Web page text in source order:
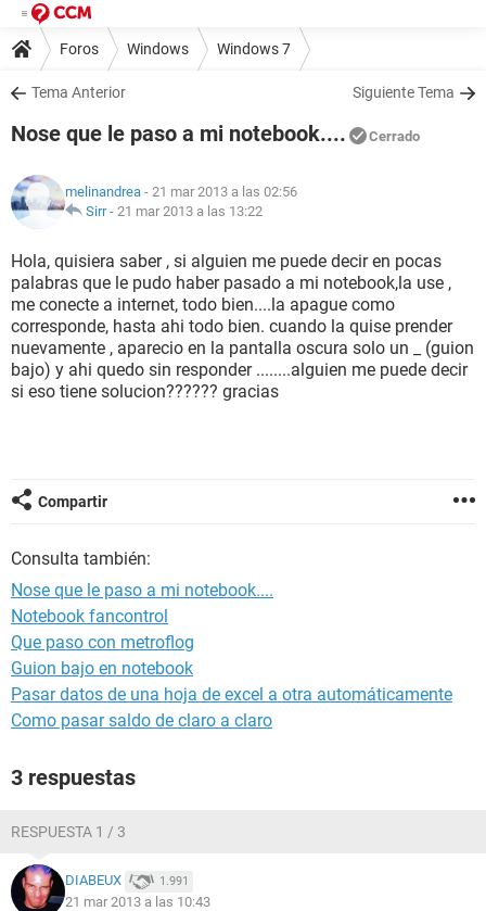
Foros Windows Windows 7
Tema Anterior Siguiente Tema
Nose que le paso a mi notebook.... Cerrado
melinandrea - 21 mar 2013 a las 02:56
Sirr- 21 mar 2013 a las 13:22
Hola, quisiera saber , si alguien me puede decir en pocas
palabras que le pudo haber pasado a mi notebook,la use ,
me conecte a internet, todo bien....la apague como
corresponde, hasta ahi todo bien. cuando la quise prender
nuevamente , aparecio en la pantalla oscura solo un _ (guion
bajo) y ahi quedo sin responder ........alguien me puede decir
si eso tiene solucion?????? gracias
Compartir
Consulta también:
Nose que le paso a mi notebook....
Notebook fancontrol
Que paso con metroflog
Guion bajo en notebook
Pasar datos de una hoja de excel a otra automáticamente
Como pasar saldo de claro a claro
3 respuestas
RESPUESTA 1 / 3
DIABEUX 1.991
21 mar 2013 a las 10:43